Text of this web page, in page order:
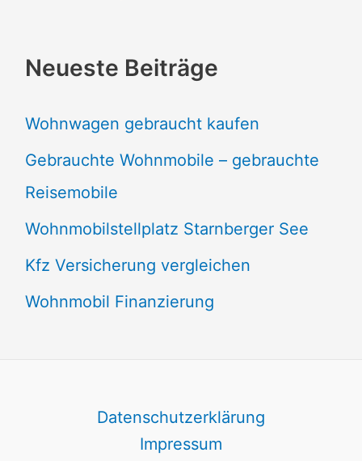
Neueste Beiträge
Wohnwagen gebraucht kaufen
Gebrauchte Wohnmobile – gebrauchte
Reisemobile
Wohnmobilstellplatz Starnberger See
Kfz Versicherung vergleichen
Wohnmobil Finanzierung
Datenschutzerklärung
Impressum